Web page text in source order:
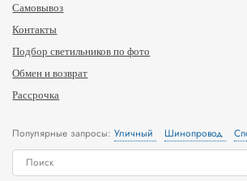
Самовывоз
Контакты
Подбор светильников по фото
Обмен и возврат
Рассрочка
Популярные запросы:Уличный Шинопровод